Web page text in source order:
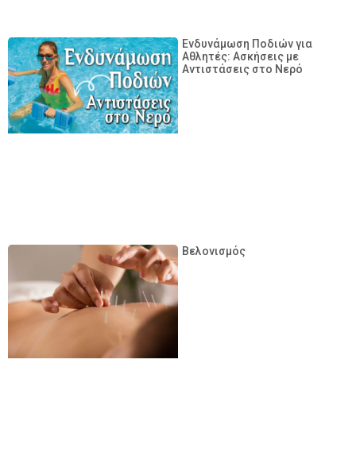
Ενδυνάμωση Ποδιών για
Αθλητές: Ασκήσεις με
Αντιστάσεις στο Νερό
Βελονισμός